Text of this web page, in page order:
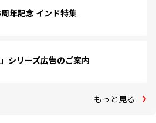
年記念 インド特集
シリーズ広告のご案内
もっと見る